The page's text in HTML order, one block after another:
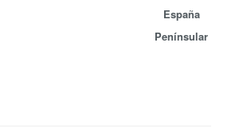
España
Penínsular